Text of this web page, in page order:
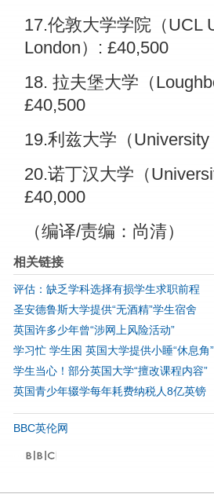
17.伦敦大学学院（UCL
London）: £40,500
18. 拉夫堡大学（
£40,500
19.利兹大学（
20.诺丁汉大学（
£40,000
（编译/责编：尚清）
相关链接
评估：缺乏学科选择有损学生求职前程
圣安德鲁斯大学提供“无酒精”学生宿舍
英国许多少年曾“涉网上风险活动”
学习忙 学生困 英国大学提供小睡“休息角”
学生当心！部分英国大学“擅改课程内容”
英国青少年辍学每年耗费纳税人8亿英镑
BBC英伦网